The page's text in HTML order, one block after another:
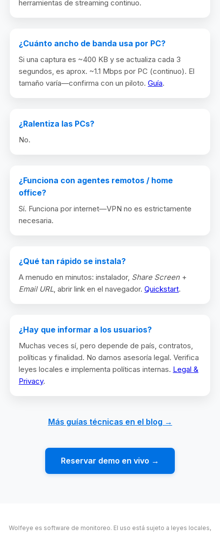
herramientas de streaming continuo.
¿Cuánto ancho de banda usa por PC?
Si una captura es ~400 KB y se actualiza cada 3
segundos, es aprox. ~1.1 Mbps por PC (continuo). El
tamaño varía—confirma con un piloto. Guía.
¿Ralentiza las PCs?
No.
¿Funciona con agentes remotos / home
office?
Sí. Funciona por internet—VPN no es estrictamente
necesaria.
¿Qué tan rápido se instala?
A menudo en minutos: instalador, Share Screen +
Email URL , abrir link en el navegador. Quickstart.
¿Hay que informar a los usuarios?
Muchas veces sí, pero depende de país, contratos,
políticas y finalidad. No damos asesoría legal. Verifica
leyes locales e implementa políticas internas. Legal &
Privacy.
Más guías técnicas en el blog →
Reservar demo en vivo →
Wolfeye es software de monitoreo. El uso está sujeto a leyes locales,